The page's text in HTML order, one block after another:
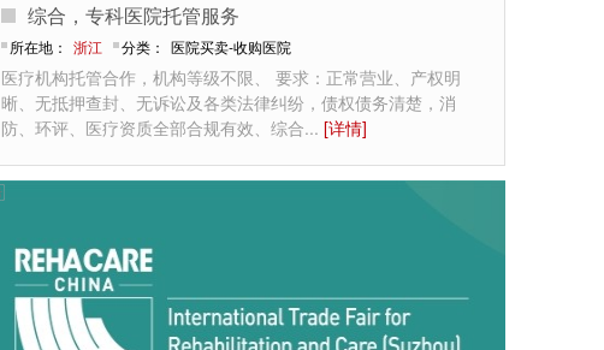
综合，专科医院托管服务
所在地： 浙江 分类： 医院买卖-收购医院
医疗机构托管合作，机构等级不限、 要求：正常营业、产权明
晰、无抵押查封、无诉讼及各类法律纠纷，债权债务清楚，消
防、环评、医疗资质全部合规有效、综合... [详情]